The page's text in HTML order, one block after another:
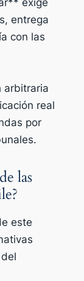
exige
entrega
con las
arbitraria
real
por
las
este